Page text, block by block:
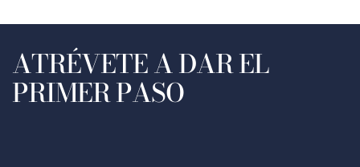
ATRÉVETE A DAR EL
PRIMER PASO